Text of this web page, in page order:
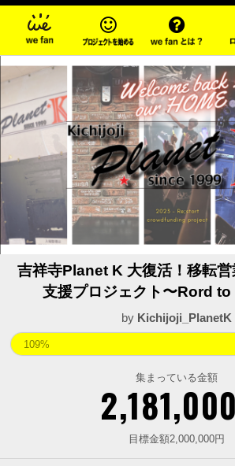
吉祥寺Planet K 大復活！移転
支援プロジェクト〜Rord
by Kichijoji_PlanetK
集まっている金額
2,181,000
109%
目標金額2,000,000円